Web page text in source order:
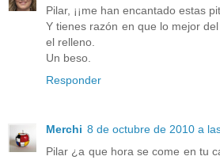
Pilar, ¡¡me han encantado estas
Y tienes razón en que lo mejor
el relleno.
Un beso.
Responder
Merchi 8 de octubre de 2010 a
Pilar ¿a que hora se come en tu